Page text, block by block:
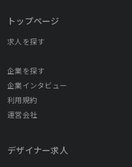
トップページ
求人を探す
企業を探す
企業インタビュー
利用規約
運営会社
デザイナー求人